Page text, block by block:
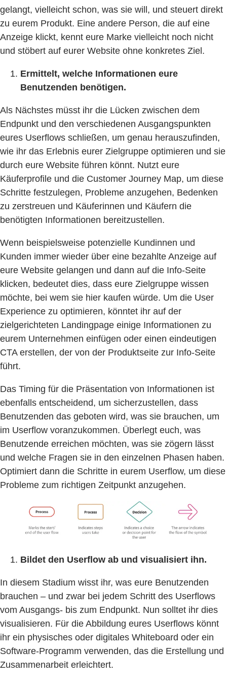
gelangt, vielleicht schon, was sie will, und steuert direkt
zu eurem Produkt. Eine andere Person, die auf eine
Anzeige klickt, kennt eure Marke vielleicht noch nicht
und stöbert auf eurer Website ohne konkretes Ziel.
Ermittelt, welche Informationen eure
Benutzenden benötigen.
Als Nächstes müsst ihr die Lücken zwischen dem
Endpunkt und den verschiedenen Ausgangspunkten
eures Userflows schließen, um genau herauszufinden,
wie ihr das Erlebnis eurer Zielgruppe optimieren und sie
durch eure Website führen könnt. Nutzt eure
Käuferprofile und die Customer Journey Map, um diese
Schritte festzulegen, Probleme anzugehen, Bedenken
zu zerstreuen und Käuferinnen und Käufern die
benötigten Informationen bereitzustellen.
Wenn beispielsweise potenzielle Kundinnen und
Kunden immer wieder über eine bezahlte Anzeige auf
eure Website gelangen und dann auf die Info-Seite
klicken, bedeutet dies, dass eure Zielgruppe wissen
möchte, bei wem sie hier kaufen würde. Um die User
Experience zu optimieren, könntet ihr auf der
zielgerichteten Landingpage einige Informationen zu
eurem Unternehmen einfügen oder einen eindeutigen
CTA erstellen, der von der Produktseite zur Info-Seite
führt.
Das Timing für die Präsentation von Informationen ist
ebenfalls entscheidend, um sicherzustellen, dass
Benutzenden das geboten wird, was sie brauchen, um
im Userflow voranzukommen. Überlegt euch, was
Benutzende erreichen möchten, was sie zögern lässt
und welche Fragen sie in den einzelnen Phasen haben.
Optimiert dann die Schritte in eurem Userflow, um diese
Probleme zum richtigen Zeitpunkt anzugehen.
Bildet den Userflow ab und visualisiert ihn.
In diesem Stadium wisst ihr, was eure Benutzenden
brauchen – und zwar bei jedem Schritt des Userflows
vom Ausgangs- bis zum Endpunkt. Nun solltet ihr dies
visualisieren. Für die Abbildung eures Userflows könnt
ihr ein physisches oder digitales Whiteboard oder ein
Software-Programm verwenden, das die Erstellung und
Zusammenarbeit erleichtert.